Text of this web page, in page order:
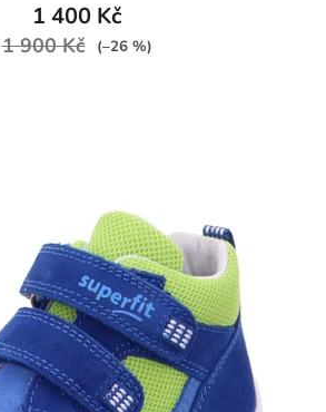
1 400 Kč
1 900 Kč (–26 %)